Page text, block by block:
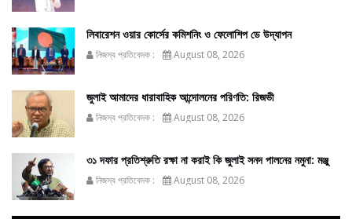
লিবারেশন ওয়ার কোর্সের কমিশনিং ও ফেলোশিপ ডে উদ্‌যাপন
নিজস্ব প্রতিবেদক : August 08, 2026
জুলাই আমাদের ধারাবাহিক আন্দোলনের পরিণতি: রিজভী
নিজস্ব প্রতিবেদক : August 08, 2026
৩১ দফার প্রতিশ্রুতি রক্ষা না করাই কি জুলাই সনদ পালনের নমুনা: মঞ্জু
নিজস্ব প্রতিবেদক : August 08, 2026